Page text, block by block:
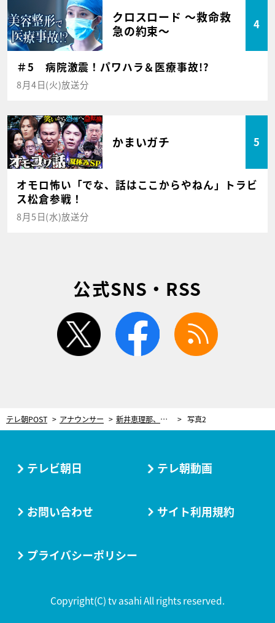
クロスロード ～救命救
急の約束～
4
＃5 病院激震！パワハラ＆医療事故!?
8月4日(火)放送分
かまいガチ 5
オモロ怖い「でな、話はここからやねん」トラビ
ス松倉参戦！
8月5日(水)放送分
公式SNS・RSS
twitter facebook
テレ朝POST アナウンサー 新井恵理那、隠し味は意外なアレ！「いつも作らないメニューに挑戦すると楽しいですね」 写真2
テレビ朝日 テレ朝動画
お問い合わせ サイト利用規約
プライバシーポリシー
Copyright(C) tv asahi All rights reserved.